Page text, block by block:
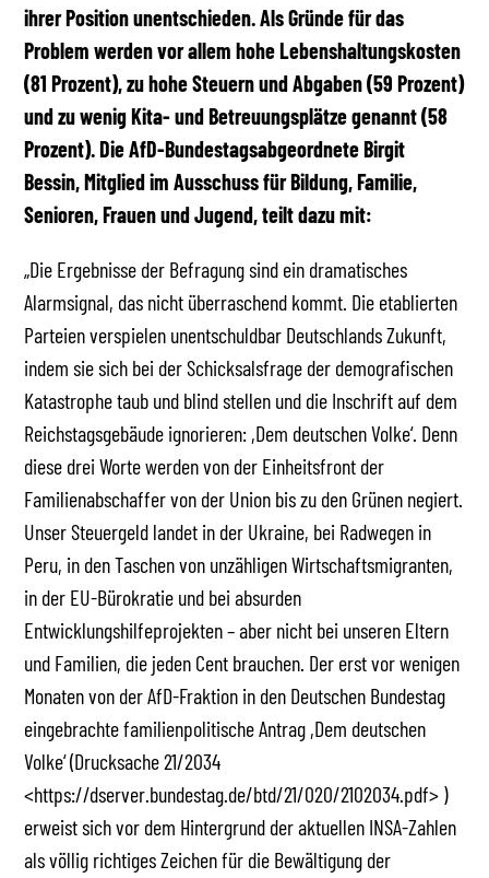
ihrer Position unentschieden. Als Gründe für das
Problem werden vor allem hohe Lebenshaltungskosten
(81 Prozent), zu hohe Steuern und Abgaben (59 Prozent)
und zu wenig Kita- und Betreuungsplätze genannt (58
Prozent). Die AfD-Bundestagsabgeordnete Birgit
Bessin, Mitglied im Ausschuss für Bildung, Familie,
Senioren, Frauen und Jugend, teilt dazu mit:
„Die Ergebnisse der Befragung sind ein dramatisches
Alarmsignal, das nicht überraschend kommt. Die etablierten
Parteien verspielen unentschuldbar Deutschlands Zukunft,
indem sie sich bei der Schicksalsfrage der demografischen
Katastrophe taub und blind stellen und die Inschrift auf dem
Reichstagsgebäude ignorieren: ,Dem deutschen Volke‘. Denn
diese drei Worte werden von der Einheitsfront der
Familienabschaffer von der Union bis zu den Grünen negiert.
Unser Steuergeld landet in der Ukraine, bei Radwegen in
Peru, in den Taschen von unzähligen Wirtschaftsmigranten,
in der EU-Bürokratie und bei absurden
Entwicklungshilfeprojekten – aber nicht bei unseren Eltern
und Familien, die jeden Cent brauchen. Der erst vor wenigen
Monaten von der AfD-Fraktion in den Deutschen Bundestag
eingebrachte familienpolitische Antrag ,Dem deutschen
Volke‘ (Drucksache 21/2034
<https://dserver.bundestag.de/btd/21/020/2102034.pdf> )
erweist sich vor dem Hintergrund der aktuellen INSA-Zahlen
als völlig richtiges Zeichen für die Bewältigung der